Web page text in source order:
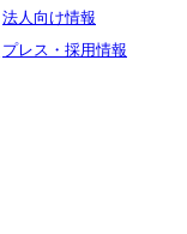
法人向け情報
プレス・採用情報